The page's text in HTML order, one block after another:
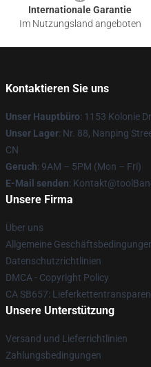
Internationale Garantie
Im Nutzungsland angeboten
Kontaktieren Sie uns
Unser Hauptbüro: 1153 Kolonie
Unser Lager: Nr. 88, Nanping
CN
Geruch: 9AM – 5PM (Mon – Fri)
E-Mail senden:
Unsere Firma
Über uns
Allgemeine
Datenschutzrichtlinien
DMCA - Copyright Policy
CA SB657:
Unsere Unterstützung
Versand und Lieferrichtlinien
Zahlungsbedingungen